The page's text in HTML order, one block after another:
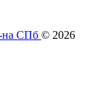
на СПб © 2026